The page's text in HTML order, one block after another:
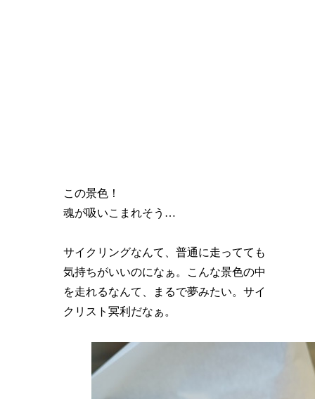
この景色！
魂が吸いこまれそう…
サイクリングなんて、普通に走ってても
気持ちがいいのになぁ。こんな景色の中
を走れるなんて、まるで夢みたい。サイ
クリスト冥利だなぁ。